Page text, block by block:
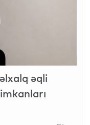
əqli